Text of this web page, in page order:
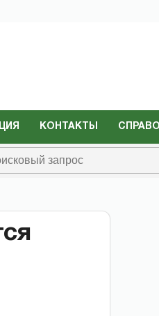
КОНТАКТЫ